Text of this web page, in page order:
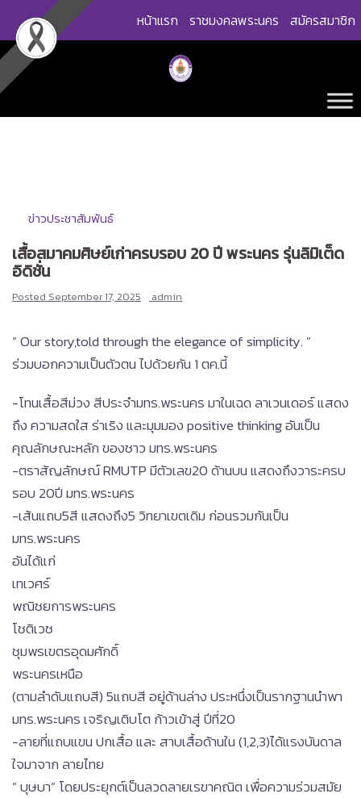
content
หน้าแรก ราชมงคลพระนคร สมัครสมาชิก
ข่าวประชาสัมพันธ์
เสื้อสมาคมศิษย์เก่าครบรอบ 20 ปี พระนคร รุ่นลิมิเต็ด
อิดิชั่น
Posted September 17, 2025 admin
” Our story,told through the elegance of simplicity. ”
ร่วมบอกความเป็นตัวตน ไปด้วยกัน 1 ตค.นี้
-โทนเสื้อสีม่วง สีประจำมทร.พระนคร มาในเฉด ลาเวนเดอร์ แสดง
ถึง ความสดใส ร่าเริง และมุมมอง positive thinking อันเป็น
คุณลักษณะหลัก ของชาว มทร.พระนคร
-ตราสัญลักษณ์ RMUTP มีตัวเลข20 ด้านบน แสดงถึงวาระครบ
รอบ 20ปี มทร.พระนคร
-เส้นแถบ5สี แสดงถึง5 วิทยาเขตเดิม ก่อนรวมกันเป็น
มทร.พระนคร
อันได้แก่
เทเวศร์
พณิชยการพระนคร
โชติเวช
ชุมพรเขตรอุดมศักดิ์
พระนครเหนือ
(ตามลำดับแถบสี) 5แถบสี อยู่ด้านล่าง ประหนึ่งเป็นรากฐานนำพา
มทร.พระนคร เจริญเติบโต ก้าวเข้าสู่ ปีที่20
-ลายที่แถบแขน ปกเสื้อ และ สาบเสื้อด้านใน (1,2,3)ได้แรงบันดาล
ใจมาจาก ลายไทย
” บุษบา” โดยประยุกต์เป็นลวดลายเรขาคณิต เพื่อความร่วมสมัย